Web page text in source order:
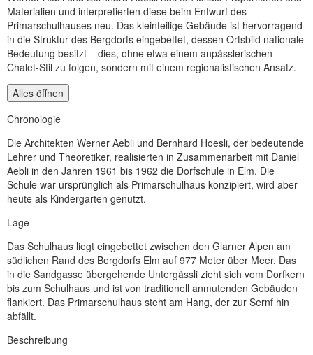
Materialien und interpretierten diese beim Entwurf des
Primarschulhauses neu. Das kleinteilige Gebäude ist hervorragend
in die Struktur des Bergdorfs eingebettet, dessen Ortsbild nationale
Bedeutung besitzt – dies, ohne etwa einem anpässlerischen
Chalet-Stil zu folgen, sondern mit einem regionalistischen Ansatz.
Alles öffnen
Chronologie
Die Architekten Werner Aebli und Bernhard Hoesli, der bedeutende
Lehrer und Theoretiker, realisierten in Zusammenarbeit mit Daniel
Aebli in den Jahren 1961 bis 1962 die Dorfschule in Elm. Die
Schule war ursprünglich als Primarschulhaus konzipiert, wird aber
heute als Kindergarten genutzt.
Lage
Das Schulhaus liegt eingebettet zwischen den Glarner Alpen am
südlichen Rand des Bergdorfs Elm auf 977 Meter über Meer. Das
in die Sandgasse übergehende Untergässli zieht sich vom Dorfkern
bis zum Schulhaus und ist von traditionell anmutenden Gebäuden
flankiert. Das Primarschulhaus steht am Hang, der zur Sernf hin
abfällt.
Beschreibung